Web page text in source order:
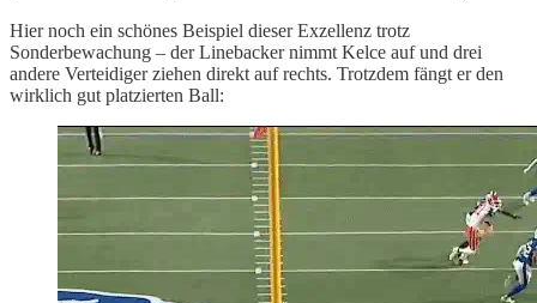
Hier noch ein schönes Beispiel dieser Exzellenz trotz
Sonderbewachung – der Linebacker nimmt Kelce auf und drei
andere Verteidiger ziehen direkt auf rechts. Trotzdem fängt er den
wirklich gut platzierten Ball: